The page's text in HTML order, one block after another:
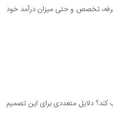
تخصص و حتی میزان درآمد خود
کند؟ دلایل متعددی برای این تصمیم